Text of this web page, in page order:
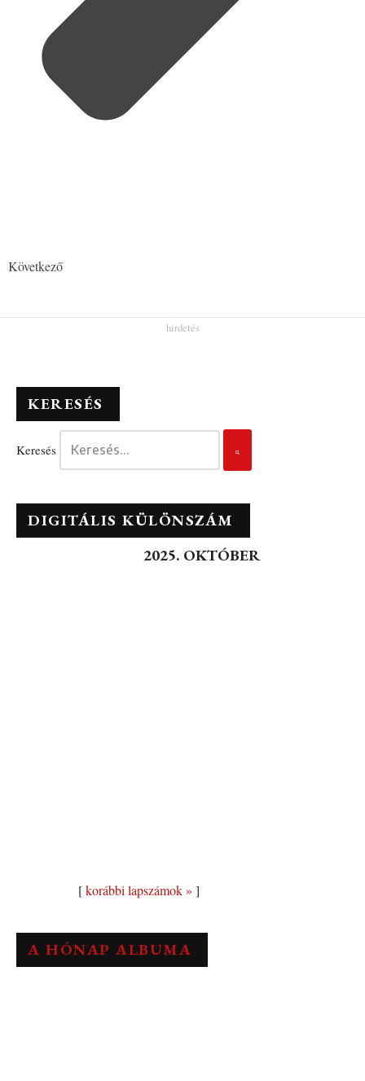
Következő
KERESÉS
Keresés
DIGITÁLIS KÜLÖNSZÁM
2025. OKTÓBER
[korábbi lapszámok » ]
A HÓNAP ALBUMA